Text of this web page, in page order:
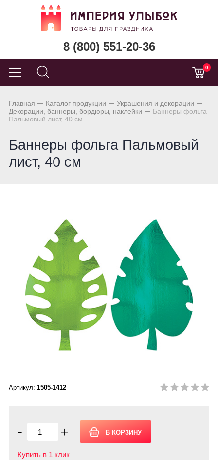
8 (800) 551-20-36
0
Главная Каталог продукции
Украшения и декорации
Декорации, баннеры, бордюры, наклейки
Баннеры фольга
Пальмовый лист, 40 см
Баннеры фольга Пальмовый
лист, 40 см
Артикул: 1505-1412
- +
Купить в 1 клик